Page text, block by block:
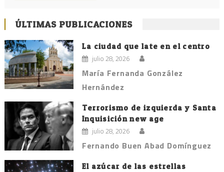
ÚLTIMAS PUBLICACIONES
La ciudad que late en el centro
julio 28, 2026
María Fernanda González
Hernández
Terrorismo de izquierda y Santa
Inquisición new age
julio 28, 2026
Fernando Buen Abad Domínguez
El azúcar de las estrellas